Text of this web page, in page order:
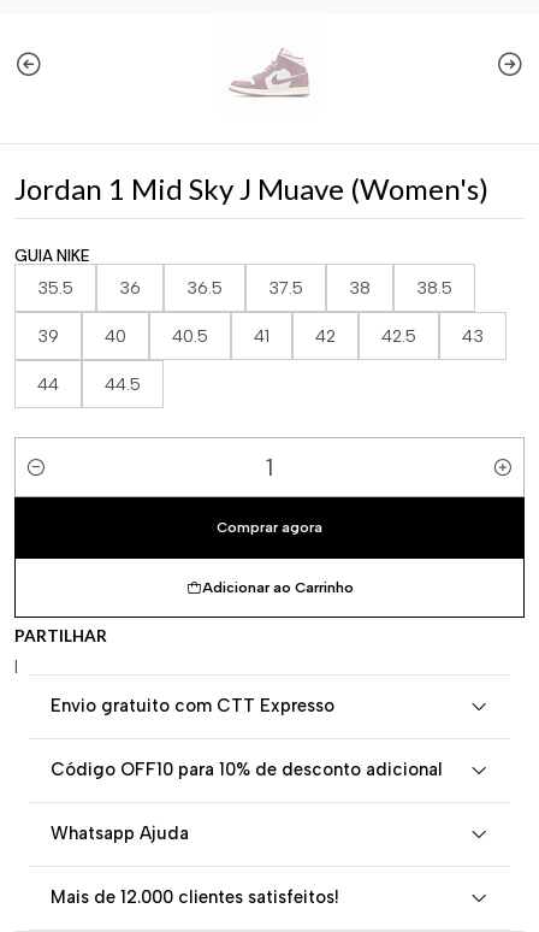
Jordan 1 Mid Sky J Muave (Women's)
GUIA NIKE
35.5 36 36.5 37.5 38 38.5
39 40 40.5 41 42 42.5 43
44 44.5
Quantidade
Adicionar ao Carrinho
Comprar agora
PARTILHAR
|
Envio gratuito com CTT Expresso
Código OFF10 para 10% de desconto adicional
Whatsapp Ajuda
Mais de 12.000 clientes satisfeitos!